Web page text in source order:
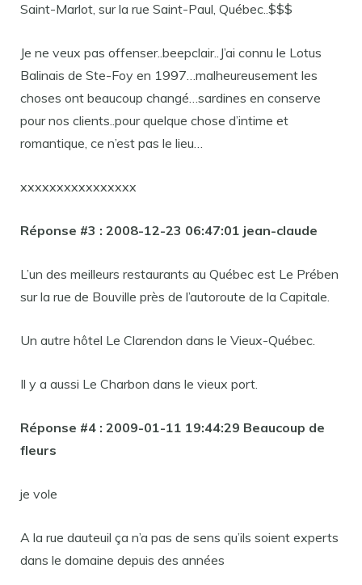
Saint-Marlot, sur la rue Saint-Paul, Québec..$$$
Je ne veux pas offenser..beepclair..J’ai connu le Lotus
Balinais de Ste-Foy en 1997…malheureusement les
choses ont beaucoup changé…sardines en conserve
pour nos clients..pour quelque chose d’intime et
romantique, ce n’est pas le lieu…
xxxxxxxxxxxxxxxx
Réponse #3 : 2008-12-23 06:47:01 jean-claude
L’un des meilleurs restaurants au Québec est Le Prében
sur la rue de Bouville près de l’autoroute de la Capitale.
Un autre hôtel Le Clarendon dans le Vieux-Québec.
Il y a aussi Le Charbon dans le vieux port.
Réponse #4 : 2009-01-11 19:44:29 Beaucoup de
fleurs
je vole
A la rue dauteuil ça n’a pas de sens qu’ils soient experts
dans le domaine depuis des années